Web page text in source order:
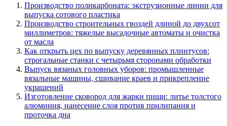
Производство поликарбоната: экструзионные линии для
выпуска сотового пластика
Производство строительных гвоздей длиной до двухсот
миллиметров: тяжелые высадочные автоматы и очистка
от масла
Как открыть цех по выпуску деревянных плинтусов:
строгальные станки с четырьмя сторонами обработки
Выпуск вязаных головных уборов: промышленные
вязальные машины, сшивание краев и прикрепление
украшений
Изготовление сковород для жарки пищи: литье толстого
алюминия, нанесение слоя против прилипания и
проточка дна